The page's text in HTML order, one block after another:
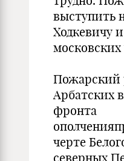
выступить
Ходкевичу
московских
Пожарский
Арбатских
фронта
черте
северных